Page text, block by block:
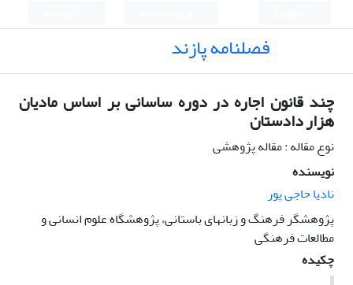
فصلنامه پازند
چند قانون اجاره در دوره ساسانی بر اساس مادیان
هزار دادستان
نوع مقاله : مقاله پژوهشی
نویسنده
نادیا حاجی پور
پژوهشگر فرهنگ و زبانهای باستانی، پژوهشگاه علوم انسانی و
مطالعات فرهنگی
چکیده